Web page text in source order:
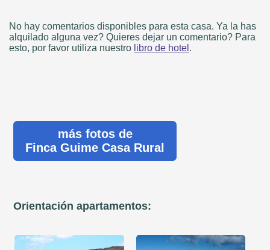
No hay comentarios disponibles para esta casa. Ya la has
alquilado alguna vez? Quieres dejar un comentario? Para
esto, por favor utiliza nuestro libro de hotel .
más fotos de
Finca Guime Casa Rural
Orientación apartamentos: